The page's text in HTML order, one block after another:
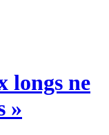
longs ne
»